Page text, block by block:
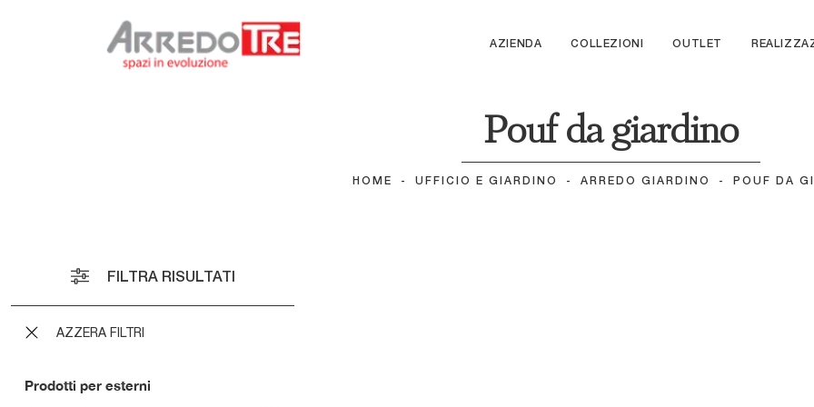
AZIENDA COLLEZIONI OUTLET
Pouf da giardino
HOME - UFFICIO E GIARDINO - ARREDO GIARDINO - POUF DA
FILTRA RISULTATI
AZZERA FILTRI
Prodotti per esterni